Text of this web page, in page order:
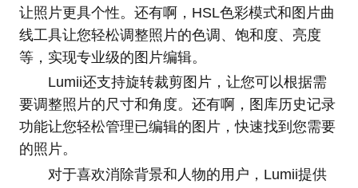
让照片更具个性。还有啊，HSL色彩模式和图片曲
线工具让您轻松调整照片的色调、饱和度、亮度
等，实现专业级的图片编辑。
Lumii还支持旋转裁剪图片，让您可以根据需
要调整照片的尺寸和角度。还有啊，图库历史记录
功能让您轻松管理已编辑的图片，快速找到您需要
的照片。
对于喜欢消除背景和人物的用户，Lumii提供